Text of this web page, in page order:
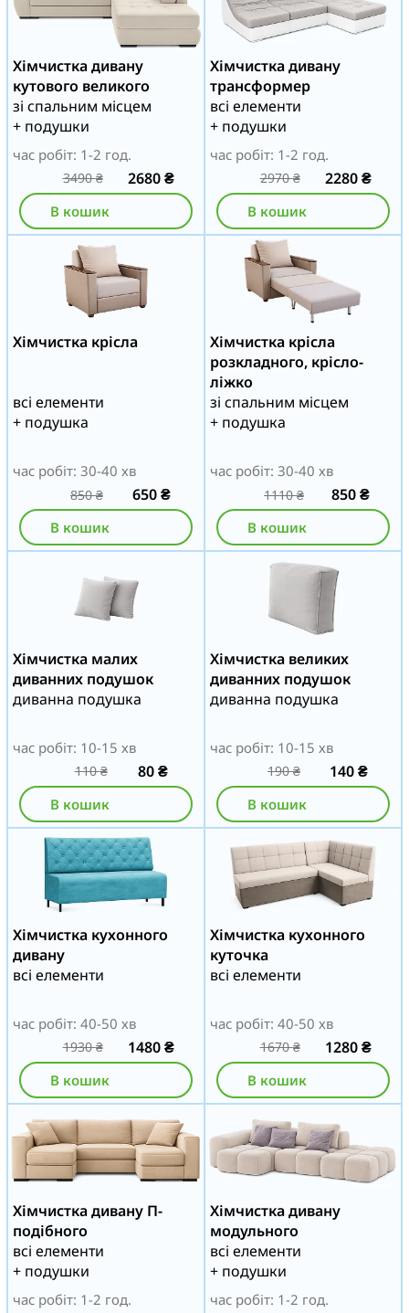
Хімчистка дивану
кутового великого
зі спальним місцем
+ подушки
час робіт: 1-2 год.
3490₴ 2680₴
В кошик
Хімчистка дивану
трансформер
всі елементи
+ подушки
час робіт: 1-2 год.
2970₴ 2280₴
В кошик
Хімчистка крісла
всі елементи
+ подушка
час робіт: 30-40 хв
850₴ 650₴
В кошик
Хімчистка крісла
розкладного, крісло-
ліжко
зі спальним місцем
+ подушка
час робіт: 30-40 хв
1110₴ 850₴
В кошик
Хімчистка малих
диванних подушок
диванна подушка
час робіт: 10-15 хв
110₴ 80₴
В кошик
Хімчистка великих
диванних подушок
диванна подушка
час робіт: 10-15 хв
190₴ 140₴
В кошик
Хімчистка кухонного
дивану
всі елементи
час робіт: 40-50 хв
1930₴ 1480₴
В кошик
Хімчистка кухонного
куточка
всі елементи
час робіт: 40-50 хв
1670₴ 1280₴
В кошик
Хімчистка дивану П-
подібного
всі елементи
+ подушки
час робіт: 1-2 год.
Хімчистка дивану
модульного
всі елементи
+ подушки
час робіт: 1-2 год.